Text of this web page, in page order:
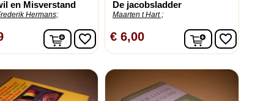
en Misverstand
Hermans;
In winkelwagen
favorite_border
De jacobsladder
Maarten t Hart ;
€ 6,00 Infavorite_border